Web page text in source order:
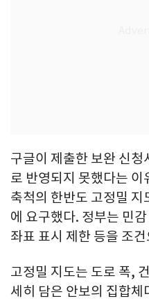
구글이 제출한 보완 신청
로 반영되지 못했다는
축척의 한반도 고정밀
에 요구했다. 정부는 민
좌표 표시 제한 등을 조
고정밀 지도는 도로 폭,
세히 담은 안보의 집합체